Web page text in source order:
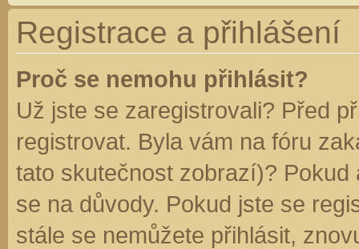
Registrace a přihlášení
Proč se nemohu přihlásit?
Už jste se zaregistrovali? Před
registrovat. Byla vám na fóru
tato skutečnost zobrazí)?
se na důvody. Pokud jste se
stále se nemůžete přihlásit,